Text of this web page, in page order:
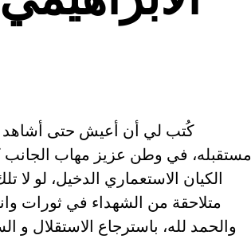
كُتب لي أن أعيش حتى أشاهد
مستقبله، في وطن عزيز مهاب الجانب
الكيان الاستعماري الدخيل، لو لا
والحمد لله، باسترجاع الاستقلال و